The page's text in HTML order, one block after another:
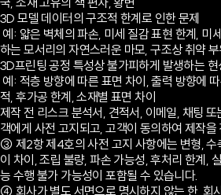
3D 모델 데이터의 구조적 한계로 인한 문제
예: 얇은 벽체의 파손, 미세 질감 표현 한계, 미
하는 모서리의 자연스러운 마모, 구조상 취약
3D프린팅 공정 특성상 불가피하게 발생하는 현
예: 적층 방향에 따른 표면 차이, 출력 방향에
적, 후가공 한계, 소재별 표면 차이
제작 전 리스크 분석서, 견적서, 이메일, 채팅
객에게 사전 고지되고, 고객이 동의하여 제작을
③ 제2항 제4호의 사전 고지 사항에는 변형, 수
이 차이, 조립 불량, 파손 가능성, 후처리 한계,
능 수행 불가 가능성이 포함될 수 있습니다.
④ 회사가 별도 서면으로 명시하지 않는 한, 회